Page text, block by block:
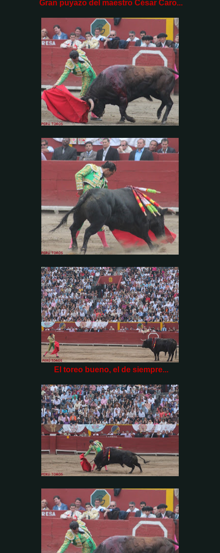
Gran puyazo del maestro César Caro...
El toreo bueno, el de siempre...